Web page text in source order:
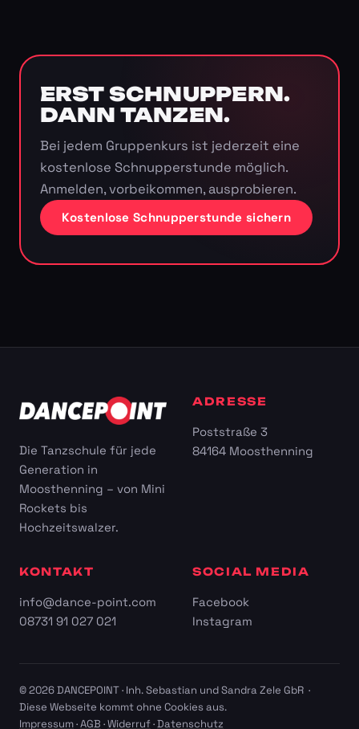
ERST SCHNUPPERN.
DANN TANZEN.
Bei jedem Gruppenkurs ist jederzeit eine
kostenlose Schnupperstunde möglich.
Anmelden, vorbeikommen, ausprobieren.
Kostenlose Schnupperstunde sichern
Die Tanzschule für jede
Generation in
Moosthenning – von Mini
Rockets bis
Hochzeitswalzer.
ADRESSE
Poststraße 3
84164 Moosthenning
KONTAKT
info@dance-point.com
08731 91 027 021
SOCIAL MEDIA
Facebook
Instagram
© 2026 DANCEPOINT · Inh. Sebastian und Sandra Zele GbR ·
Diese Webseite kommt ohne Cookies aus.
Impressum·AGB ·Widerruf·Datenschutz